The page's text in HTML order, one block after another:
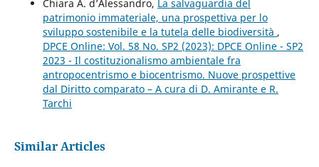
Chiara A. d’Alessandro, La salvaguardia del
patrimonio immateriale, una prospettiva per lo
sviluppo sostenibile e la tutela delle biodiversità ,
DPCE Online: Vol. 58 No. SP2 (2023): DPCE Online - SP2
2023 - Il costituzionalismo ambientale fra
antropocentrismo e biocentrismo. Nuove prospettive
dal Diritto comparato – A cura di D. Amirante e R.
Tarchi
Similar Articles